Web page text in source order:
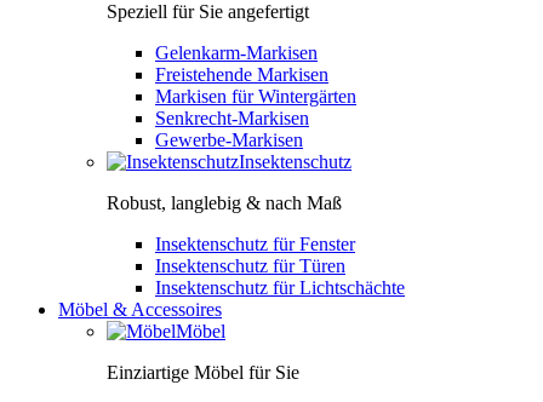
Speziell für Sie angefertigt
Gelenkarm-Markisen
Freistehende Markisen
Markisen für Wintergärten
Senkrecht-Markisen
Gewerbe-Markisen
Insektenschutz
Robust, langlebig & nach Maß
Insektenschutz für Fenster
Insektenschutz für Türen
Insektenschutz für Lichtschächte
Möbel & Accessoires
Möbel
Einziartige Möbel für Sie